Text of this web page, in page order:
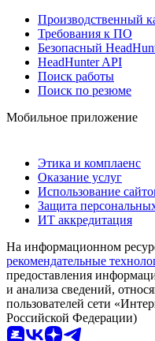
Производственный
Требования к ПО
Безопасный
HeadHunter API
Поиск работы
Поиск по резюме
Мобильное приложение
Этика и комплаенс
Оказание услуг
Использование
Защита
ИТ аккредитация
На информационном
рекомендательные
предоставления
и анализа сведений,
пользователей сети
Российской Федерации)